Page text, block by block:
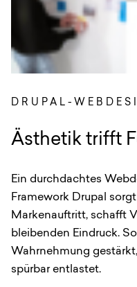
DRUPAL-
:
Ästhetik trifft
Ein durchdachtes
Framework Drupal
Markenauftritt, schafft
bleibenden Eindruck.
Wahrnehmung
spürbar entlastet.